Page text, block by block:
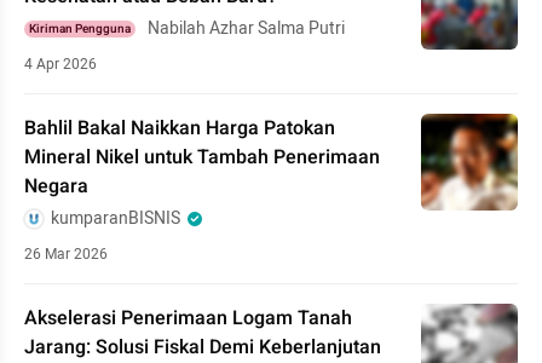
Kiriman Pengguna Nabilah Azhar Salma Putri
4 Apr 2026
Bahlil Bakal Naikkan Harga Patokan
Mineral Nikel untuk Tambah Penerimaan
Negara
kumparanBISNIS
26 Mar 2026
Akselerasi Penerimaan Logam Tanah
Jarang: Solusi Fiskal Demi Keberlanjutan